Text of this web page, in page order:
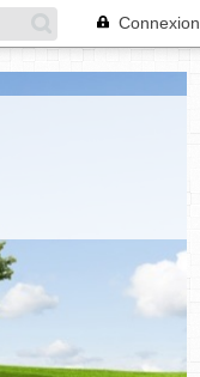
Connexion